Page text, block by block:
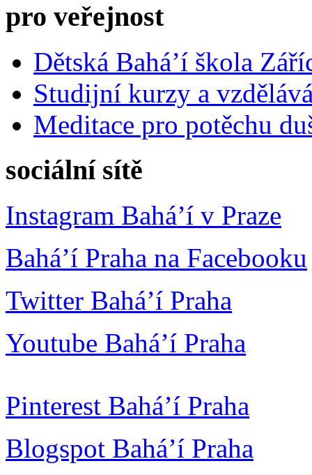
pro veřejnost
Dětská Bahá’í škola
Studijní kurzy a
Meditace pro potěchu
sociální sítě
Instagram Bahá’í v Praze
Bahá’í Praha na Facebooku
Twitter Bahá’í Praha
Youtube Bahá’í Praha
Pinterest Bahá’í Praha
Blogspot Bahá’í Praha